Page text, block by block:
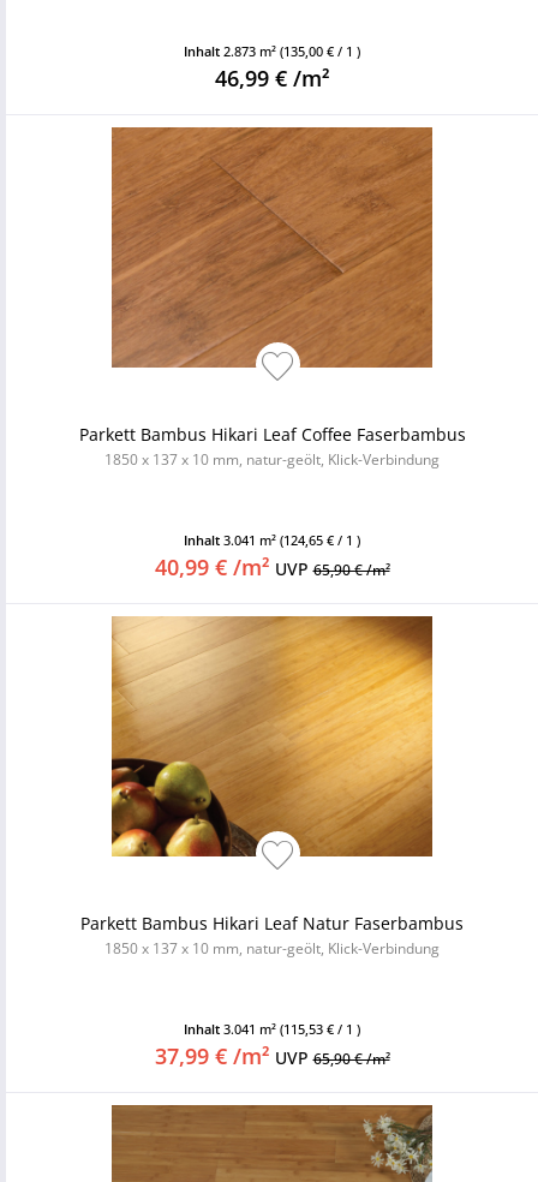
Inhalt 2.873 m² (135,00 € / 1 )
46,99 € /m²
Parkett Bambus Hikari Leaf Coffee Faserbambus
1850 x 137 x 10 mm, natur-geölt, Klick-Verbindung
Inhalt 3.041 m² (124,65 € / 1 )
40,99 € /m² UVP65,90 € /m²
Parkett Bambus Hikari Leaf Natur Faserbambus
1850 x 137 x 10 mm, natur-geölt, Klick-Verbindung
Inhalt 3.041 m² (115,53 € / 1 )
37,99 € /m² UVP65,90 € /m²